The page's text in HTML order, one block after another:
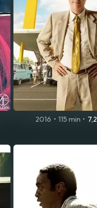
2016 • 115 min • 7,2